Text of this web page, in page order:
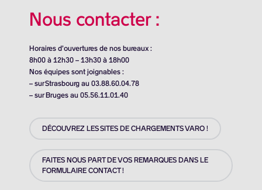
Nous contacter :
Horaires d’ouvertures de nos bureaux :
8h00 à 12h30 – 13h30 à 18h00
Nos équipes sont joignables :
– sur Strasbourg au 03.88.60.04.78
– sur Bruges au 05.56.11.01.40
DÉCOUVREZ LES SITES DE CHARGEMENTS VARO !
FAITES NOUS PART DE VOS REMARQUES DANS LE
FORMULAIRE CONTACT !